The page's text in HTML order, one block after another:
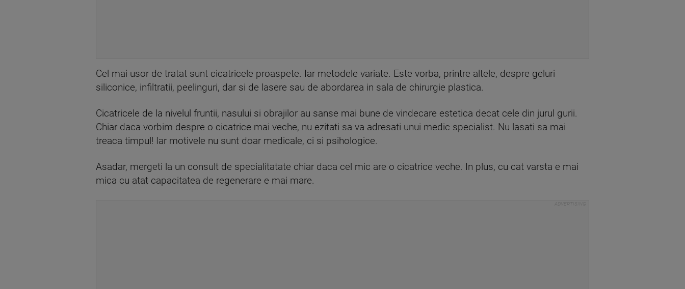
Cel mai usor de tratat sunt cicatricele proaspete. Iar metodele variate. Este vorba, printre altele, despre geluri
siliconice, infiltratii, peelinguri, dar si de lasere sau de abordarea in sala de chirurgie plastica.
Cicatricele de la nivelul fruntii, nasului si obrajilor au sanse mai bune de vindecare estetica decat cele din jurul gurii.
Chiar daca vorbim despre o cicatrice mai veche, nu ezitati sa va adresati unui medic specialist. Nu lasati sa mai
treaca timpul! Iar motivele nu sunt doar medicale, ci si psihologice.
Asadar, mergeti la un consult de specialitatate chiar daca cel mic are o cicatrice veche. In plus, cu cat varsta e mai
mica cu atat capacitatea de regenerare e mai mare.